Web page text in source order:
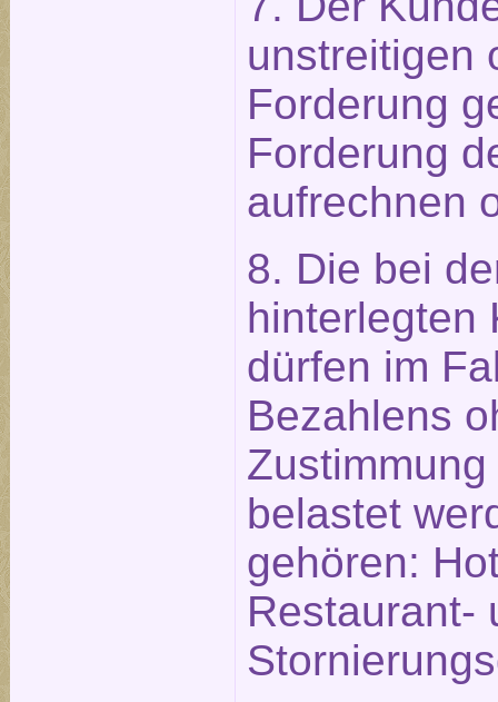
unstreitigen
Forderung
Forderung
aufrechnen
8. Die bei
hinterlegten
dürfen im
Bezahlens
belastet
gehören:
Restaurant-